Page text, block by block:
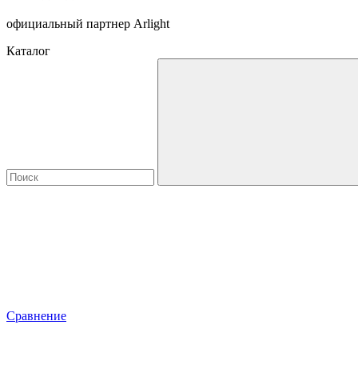
официальный партнер Arlight
Каталог
Сравнение